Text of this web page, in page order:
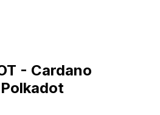
- Cardano